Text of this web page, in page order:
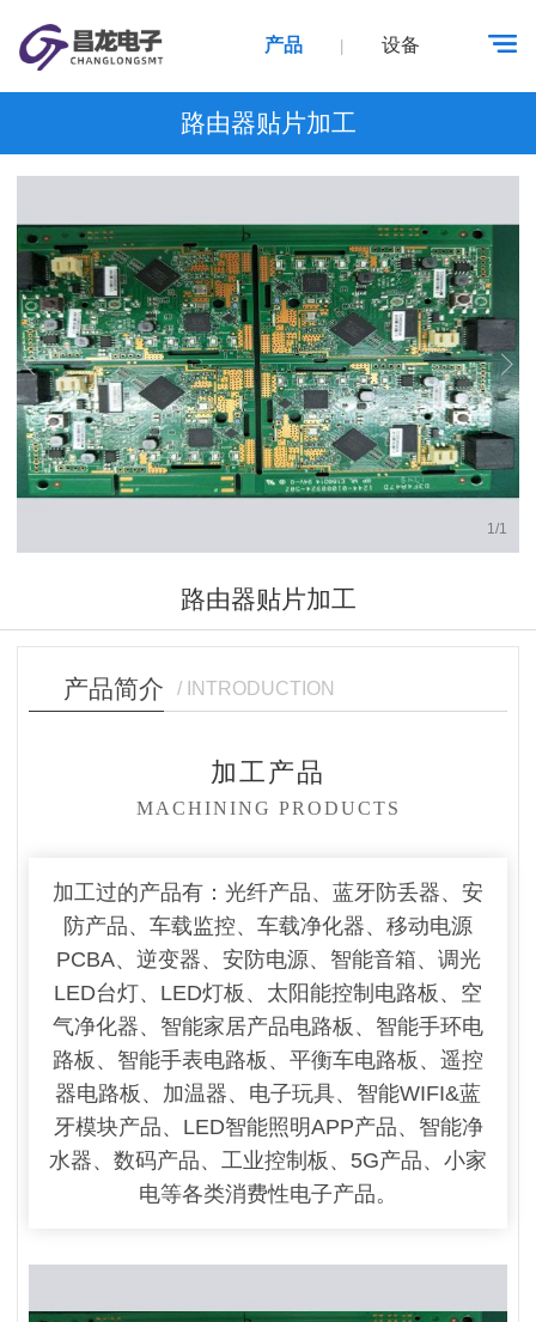
产品 设备
路由器贴片加工
1 /1
路由器贴片加工
产品简介 / INTRODUCTION
加工产品
MACHINING PRODUCTS
加工过的产品有：光纤产品、蓝牙防丢器、安
防产品、车载监控、车载净化器、移动电源
PCBA、逆变器、安防电源、智能音箱、调光
LED台灯、LED灯板、太阳能控制电路板、空
气净化器、智能家居产品电路板、智能手环电
路板、智能手表电路板、平衡车电路板、遥控
器电路板、加温器、电子玩具、智能WIFI&蓝
牙模块产品、LED智能照明APP产品、智能净
水器、数码产品、工业控制板、5G产品、小家
电等各类消费性电子产品。